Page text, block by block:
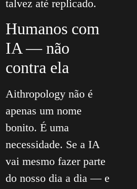
talvez até replicado.
Humanos com
IA — não
contra ela
Aithropology não é
apenas um nome
bonito. É uma
necessidade. Se a IA
vai mesmo fazer parte
do nosso dia a dia — e